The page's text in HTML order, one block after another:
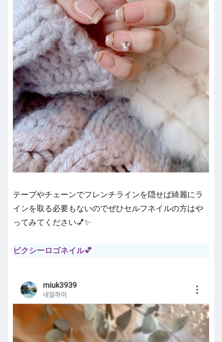
テープやチェーンでフレンチラインを隠せば綺麗にラ
インを取る必要もないのでぜひセルフネイルの方はや
ってみてください💅✨
ピクシーロゴネイル💕